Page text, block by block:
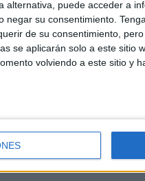
alternativa, puede acceder a
negar su consentimiento.
de su consentimiento,
se aplicarán solo a este sitio
volviendo a este sitio y
DE LAS FRACCIONES